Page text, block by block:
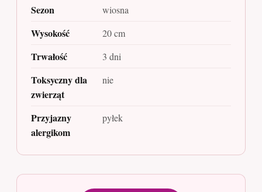
Sezon wiosna
Wysokość 20 cm
Trwałość 3 dni
Toksyczny dla
zwierząt
nie
Przyjazny
alergikom
pyłek